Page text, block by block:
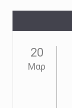
20
Μαρ